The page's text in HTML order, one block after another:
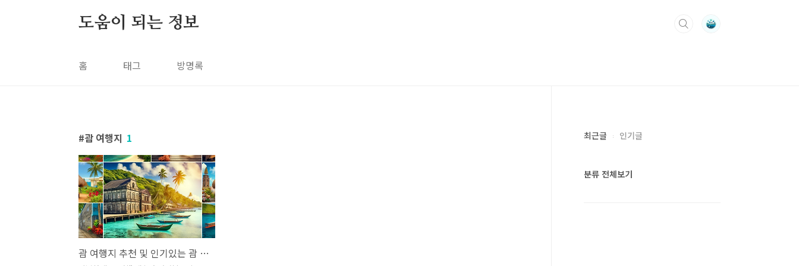
도움이 되는 정보
홈 태그 방명록
괌 여행지 1
괌 여행지 추천 및 인기있는 괌 여행지
최근글 인기글
분류 전체보기